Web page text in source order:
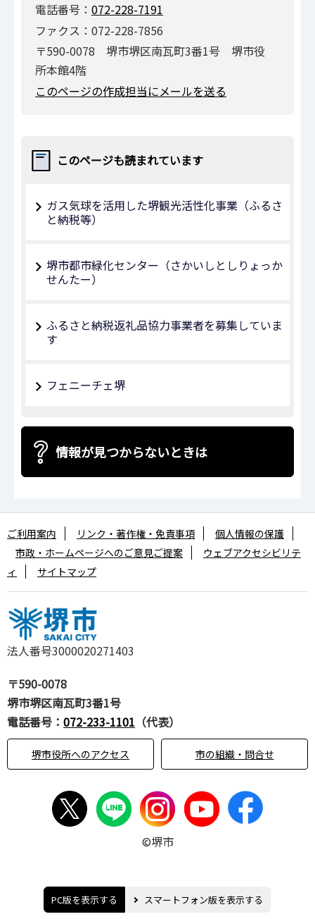
電話番号： 072-228-7191
ファクス：072-228-7856
〒590-0078 堺市堺区南瓦町3番1号 堺市役
所本館4階
このページの作成担当にメールを送る
このページも読まれています
ガス気球を活用した堺観光活性化事業（ふるさ
と納税等）
堺市都市緑化センター（さかいしとしりょっか
せんたー）
ふるさと納税返礼品協力事業者を募集していま
す
フェニーチェ堺
情報が見つからないときは
法人番号3000020271403
〒590-0078
堺市堺区南瓦町3番1号
電話番号： 072-233-1101 （代表）
堺市役所へのアクセス 市の組織・問合せ
ご利用案内 リンク・著作権・免責事項
個人情報の保護
市政・ホームページへのご意見ご提案
ウェブアクセシビリテ
ィ
サイトマップ
©堺市
PC版を表示する スマートフォン版を表示する